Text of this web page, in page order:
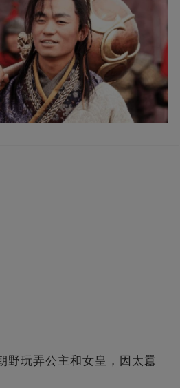
野玩弄公主和女皇，因太囂